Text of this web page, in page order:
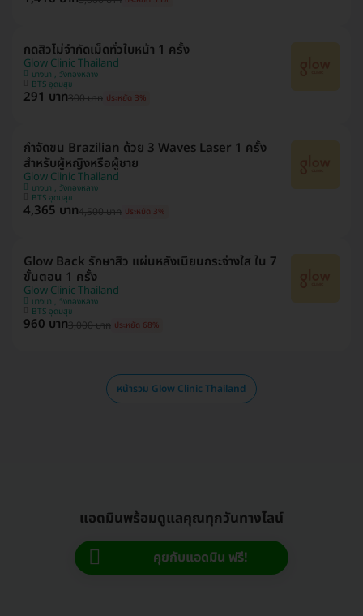
กดสิวไม่จำกัดเม็ดทั่วใบหน้า 1 ครั้ง
Glow Clinic Thailand
บางนา , วังทองหลาง
BTS อุดมสุข
291 บาท300 บาท ประหยัด 3%
กำจัดขน Brazilian ด้วย 3 Waves Laser 1 ครั้ง
สำหรับผู้หญิงหรือผู้ชาย
Glow Clinic Thailand
บางนา , วังทองหลาง
BTS อุดมสุข
4,365 บาท4,500 บาท ประหยัด 3%
Glow Back รักษาสิว แผ่นหลังเนียนกระจ่างใส ใน 7
ขั้นตอน 1 ครั้ง
Glow Clinic Thailand
บางนา , วังทองหลาง
BTS อุดมสุข
960 บาท3,000 บาท ประหยัด 68%
หน้ารวม Glow Clinic Thailand
แอดมินพร้อมดูแลคุณทุกวันทางไลน์
คุยกับแอดมิน ฟรี!